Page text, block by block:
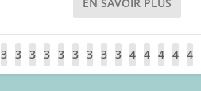
3
1
3
2
3
3
3
4
3
5
3
6
3
7
3
8
3
9
4
0
4
1
4
2
4
3
4
4